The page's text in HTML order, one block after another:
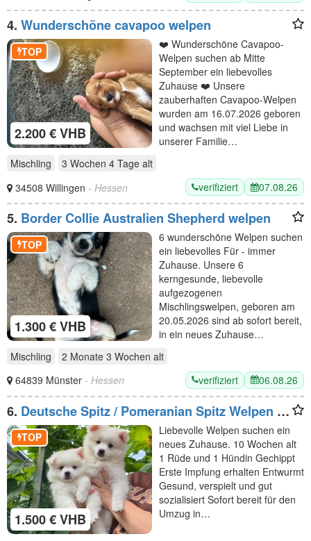
4. Wunderschöne cavapoo welpen
2.200 € VHB
TOP
❤️ Wunderschöne Cavapoo-
Welpen suchen ab Mitte
September ein liebevolles
Zuhause ❤️ Unsere
zauberhaften Cavapoo-Welpen
wurden am 16.07.2026 geboren
und wachsen mit viel Liebe in
unserer Familie…
Mischling
3 Wochen 4 Tage alt
34508 Willingen - Hessen verifiziert 07.08.26
5. Border Collie Australien Shepherd welpen
1.300 € VHB
TOP
6 wunderschöne Welpen suchen
ein liebevolles Für - immer
Zuhause. Unsere 6
kerngesunde, liebevolle
aufgezogenen
Mischlingswelpen, geboren am
20.05.2026 sind ab sofort bereit,
in ein neues Zuhause…
Mischling
2 Monate 3 Wochen alt
64839 Münster - Hessen verifiziert 06.08.26
6. Deutsche Spitz / Pomeranian Spitz Welpen -
Rüge und Hündin 10 Woche alt
1.500 € VHB
TOP
Liebevolle Welpen suchen ein
neues Zuhause. 10 Wochen alt
1 Rüde und 1 Hündin Gechippt
Erste Impfung erhalten Entwurmt
Gesund, verspielt und gut
sozialisiert Sofort bereit für den
Umzug in…